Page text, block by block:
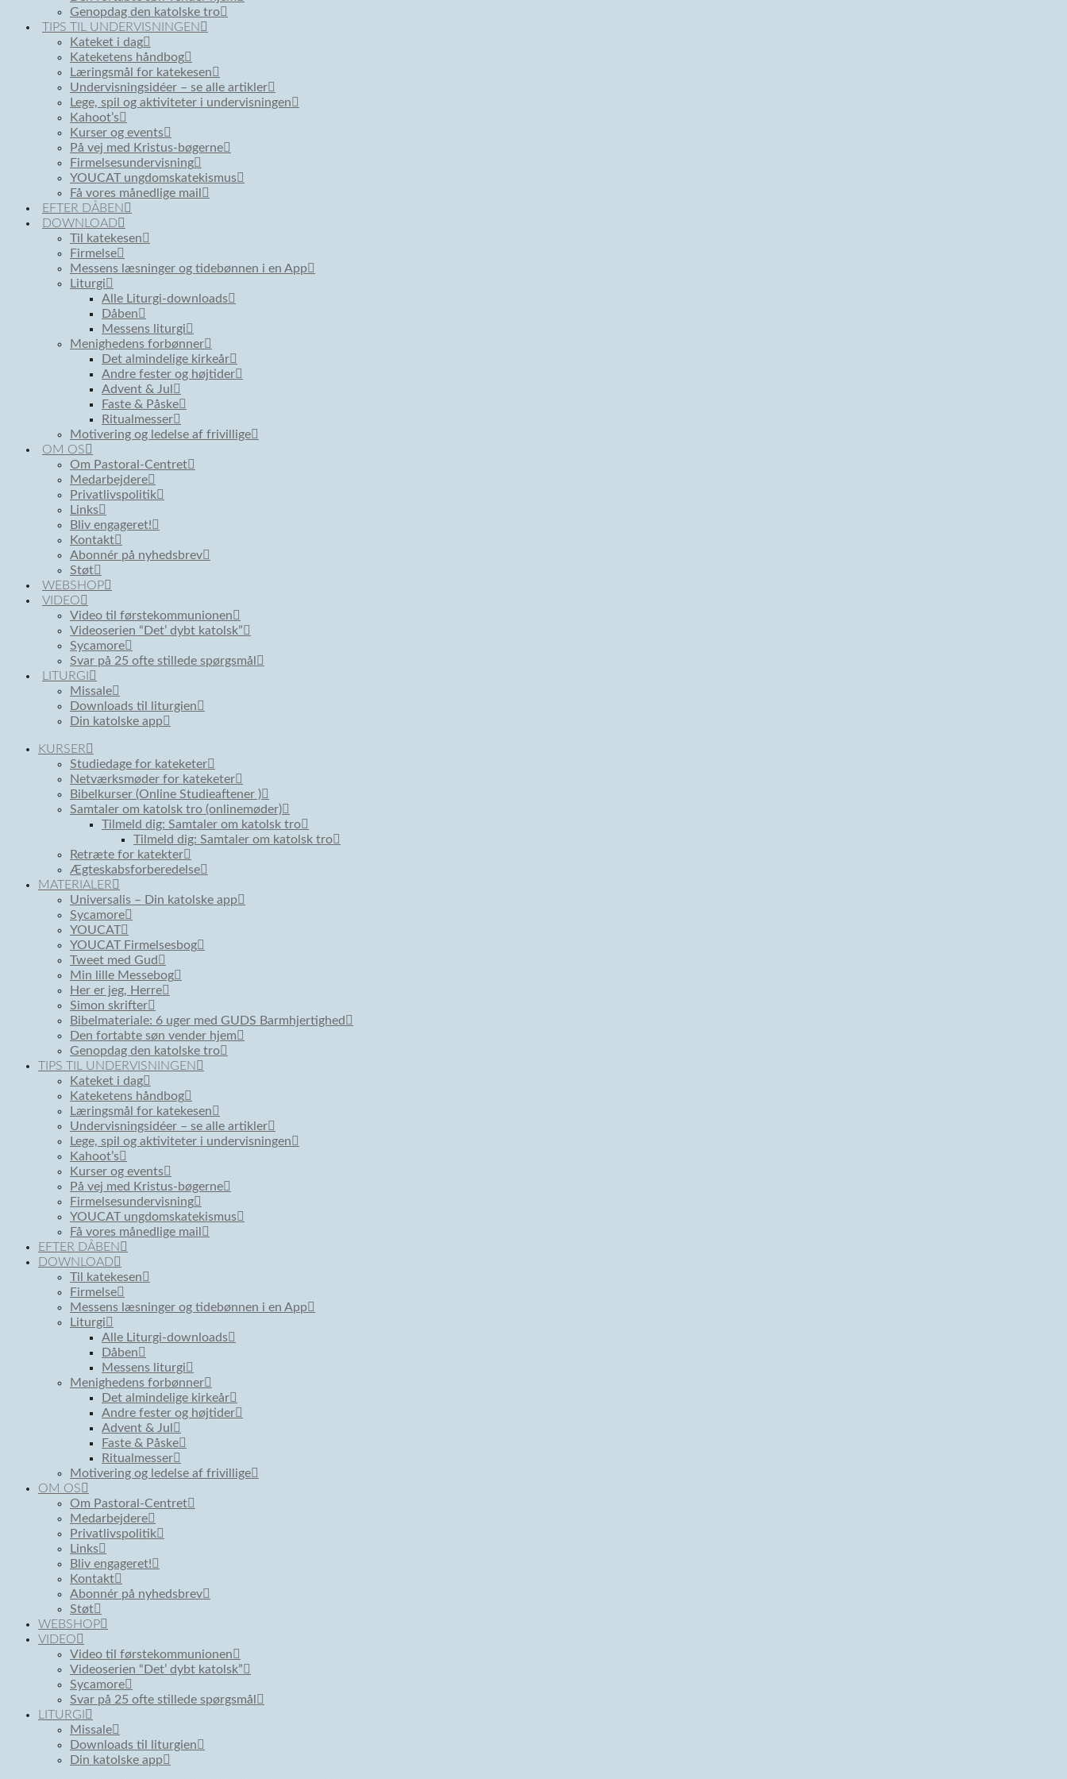
Genopdag den katolske tro
TIPS TIL UNDERVISNINGEN
Kateket i dag
Kateketens håndbog
Læringsmål for katekesen
Undervisningsidéer – se alle artikler
Lege, spil og aktiviteter i undervisningen
Kahoot’s
Kurser og events
På vej med Kristus-bøgerne
Firmelsesundervisning
YOUCAT ungdomskatekismus
Få vores månedlige mail
EFTER DÅBEN
DOWNLOAD
Til katekesen
Firmelse
Messens læsninger og tidebønnen i en App
Liturgi
Alle Liturgi-downloads
Dåben
Messens liturgi
Menighedens forbønner
Det almindelige kirkeår
Andre fester og højtider
Advent & Jul
Faste & Påske
Ritualmesser
Motivering og ledelse af frivillige
OM OS
Om Pastoral-Centret
Medarbejdere
Privatlivspolitik
Links
Bliv engageret!
Kontakt
Abonnér på nyhedsbrev
Støt
WEBSHOP
VIDEO
Video til førstekommunionen
Videoserien “Det’ dybt katolsk”
Sycamore
Svar på 25 ofte stillede spørgsmål
LITURGI
Missale
Downloads til liturgien
Din katolske app
KURSER
Studiedage for kateketer
Netværksmøder for kateketer
Bibelkurser (Online Studieaftener )
Samtaler om katolsk tro (onlinemøder)
Tilmeld dig: Samtaler om katolsk tro
Tilmeld dig: Samtaler om katolsk tro
Retræte for katekter
Ægteskabsforberedelse
MATERIALER
Universalis – Din katolske app
Sycamore
YOUCAT
YOUCAT Firmelsesbog
Tweet med Gud
Min lille Messebog
Her er jeg, Herre
Simon skrifter
Bibelmateriale: 6 uger med GUDS Barmhjertighed
Den fortabte søn vender hjem
Genopdag den katolske tro
TIPS TIL UNDERVISNINGEN
Kateket i dag
Kateketens håndbog
Læringsmål for katekesen
Undervisningsidéer – se alle artikler
Lege, spil og aktiviteter i undervisningen
Kahoot’s
Kurser og events
På vej med Kristus-bøgerne
Firmelsesundervisning
YOUCAT ungdomskatekismus
Få vores månedlige mail
EFTER DÅBEN
DOWNLOAD
Til katekesen
Firmelse
Messens læsninger og tidebønnen i en App
Liturgi
Alle Liturgi-downloads
Dåben
Messens liturgi
Menighedens forbønner
Det almindelige kirkeår
Andre fester og højtider
Advent & Jul
Faste & Påske
Ritualmesser
Motivering og ledelse af frivillige
OM OS
Om Pastoral-Centret
Medarbejdere
Privatlivspolitik
Links
Bliv engageret!
Kontakt
Abonnér på nyhedsbrev
Støt
WEBSHOP
VIDEO
Video til førstekommunionen
Videoserien “Det’ dybt katolsk”
Sycamore
Svar på 25 ofte stillede spørgsmål
LITURGI
Missale
Downloads til liturgien
Din katolske app